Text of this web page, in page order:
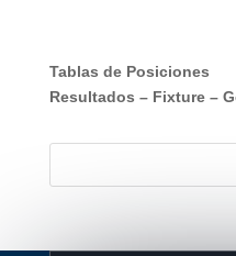
Tablas de Posiciones
Resultados – Fixture–